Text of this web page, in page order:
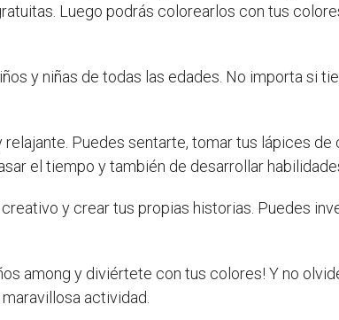
Luego podrás colorearlos con tus
y niñas de todas las edades. No importa si
Puedes sentarte, tomar tus lápices
el tiempo y también de desarrollar
y crear tus propias historias. Puedes
among y diviértete con tus colores! Y no
actividad.